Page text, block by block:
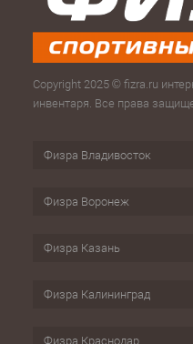
Copyright 2025 © fizra.ru
инвентаря. Все права
Физра Владивосток
Физра Воронеж
Физра Казань
Физра Калининград
Физра Краснодар